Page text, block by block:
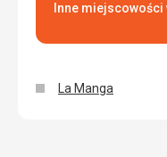
Inne
La Manga